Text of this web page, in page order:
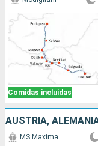
Comidas incluidas
AUSTRIA,
MS Maxima